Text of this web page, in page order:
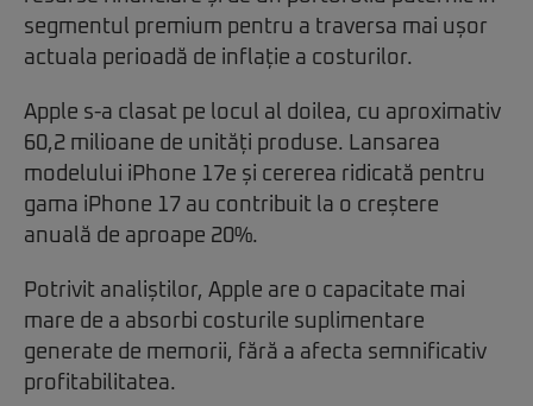
segmentul premium pentru a traversa mai ușor
actuala perioadă de inflație a costurilor.
Apple s-a clasat pe locul al doilea, cu aproximativ
60,2 milioane de unități produse. Lansarea
modelului iPhone 17e și cererea ridicată pentru
gama iPhone 17 au contribuit la o creștere
anuală de aproape 20%.
Potrivit analiștilor, Apple are o capacitate mai
mare de a absorbi costurile suplimentare
generate de memorii, fără a afecta semnificativ
profitabilitatea.